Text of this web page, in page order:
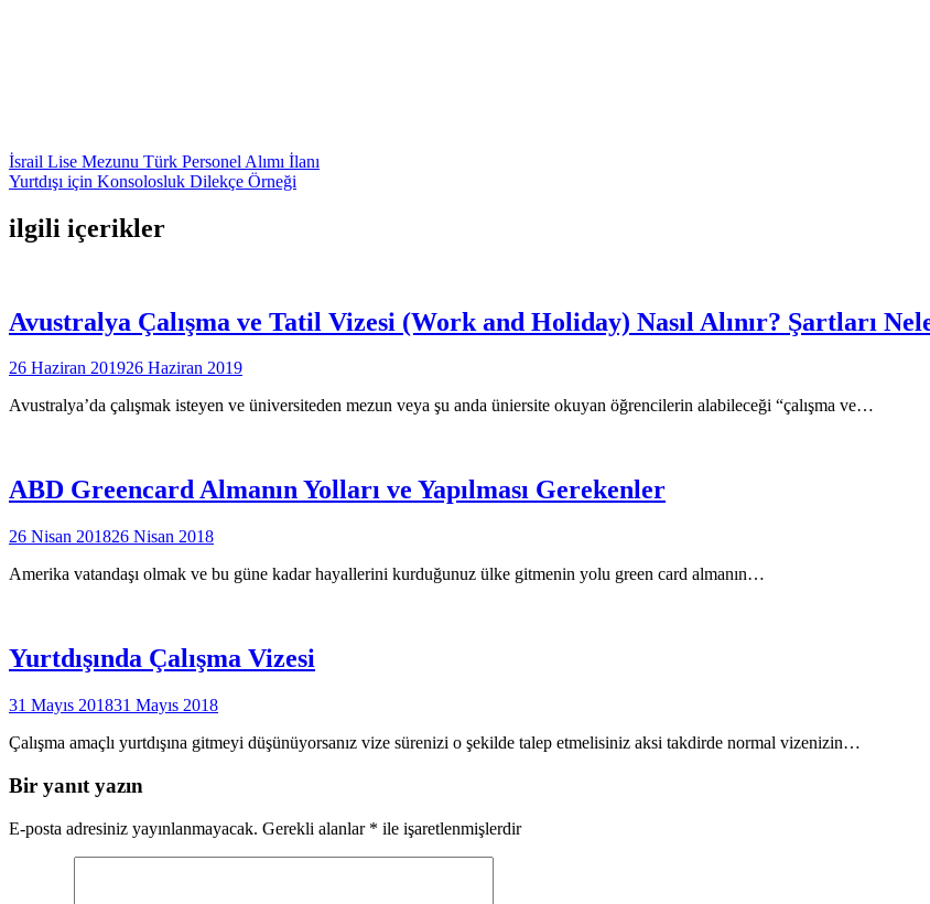
Yazı
gezinmesi
İsrail Lise Mezunu Türk Personel Alımı İlanı
Yurtdışı için Konsolosluk Dilekçe Örneği
ilgili içerikler
Avustralya Çalışma ve Tatil Vizesi (Work and Holiday) Nasıl Alınır? Şartları
26 Haziran 201926 Haziran 2019
Avustralya’da çalışmak isteyen ve üniversiteden mezun veya şu anda üniersite okuyan öğrencilerin alabileceği “çalışma ve…
ABD Greencard Almanın Yolları ve Yapılması Gerekenler
26 Nisan 201826 Nisan 2018
Amerika vatandaşı olmak ve bu güne kadar hayallerini kurduğunuz ülke gitmenin yolu green card almanın…
Yurtdışında Çalışma Vizesi
31 Mayıs 201831 Mayıs 2018
Çalışma amaçlı yurtdışına gitmeyi düşünüyorsanız vize sürenizi o şekilde talep etmelisiniz aksi takdirde normal vizenizin…
Bir yanıt yazın
E-posta adresiniz yayınlanmayacak. Gerekli alanlar * ile işaretlenmişlerdir